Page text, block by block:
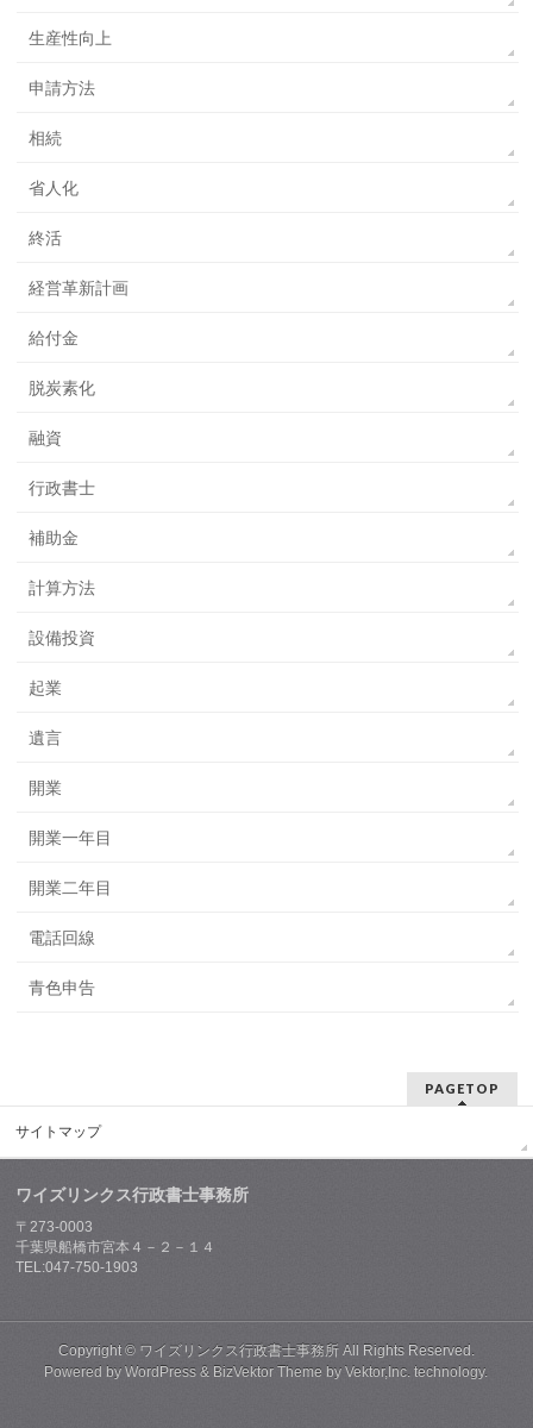
生産性向上
申請方法
相続
省人化
終活
経営革新計画
給付金
脱炭素化
融資
行政書士
補助金
計算方法
設備投資
起業
遺言
開業
開業一年目
開業二年目
電話回線
青色申告
PAGETOP
サイトマップ
ワイズリンクス行政書士事務所
〒273-0003
千葉県船橋市宮本４－２－１４
TEL:047-750-1903
Copyright © ワイズリンクス行政書士事務所All Rights Reserved.
Powered byWordPress & BizVektor Theme byVektor,Inc. technology.